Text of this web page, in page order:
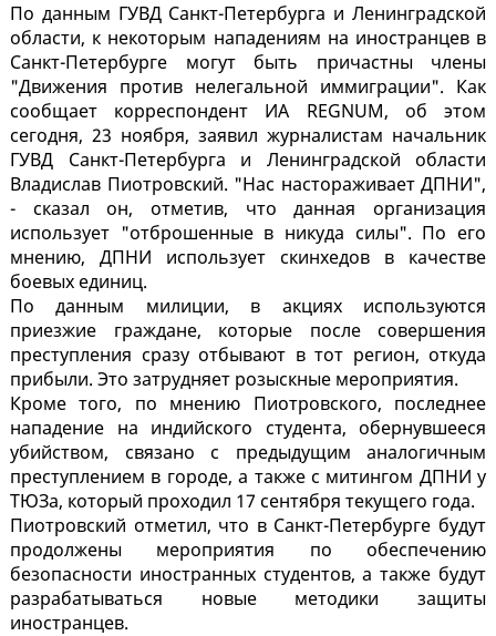
По данным ГУВД Санкт-Петербурга и Ленинградской
области, к некоторым нападениям на иностранцев в
Санкт-Петербурге могут быть причастны члены
"Движения против нелегальной иммиграции". Как
сообщает корреспондент ИА REGNUM, об этом
сегодня, 23 ноября, заявил журналистам начальник
ГУВД Санкт-Петербурга и Ленинградской области
Владислав Пиотровский. "Нас настораживает ДПНИ",
- сказал он, отметив, что данная организация
использует "отброшенные в никуда силы". По его
мнению, ДПНИ использует скинхедов в качестве
боевых единиц.
По данным милиции, в акциях используются
приезжие граждане, которые после совершения
преступления сразу отбывают в тот регион, откуда
прибыли. Это затрудняет розыскные мероприятия.
Кроме того, по мнению Пиотровского, последнее
нападение на индийского студента, обернувшееся
убийством, связано с предыдущим аналогичным
преступлением в городе, а также с митингом ДПНИ у
ТЮЗа, который проходил 17 сентября текущего года.
Пиотровский отметил, что в Санкт-Петербурге будут
продолжены мероприятия по обеспечению
безопасности иностранных студентов, а также будут
разрабатываться новые методики защиты
иностранцев.